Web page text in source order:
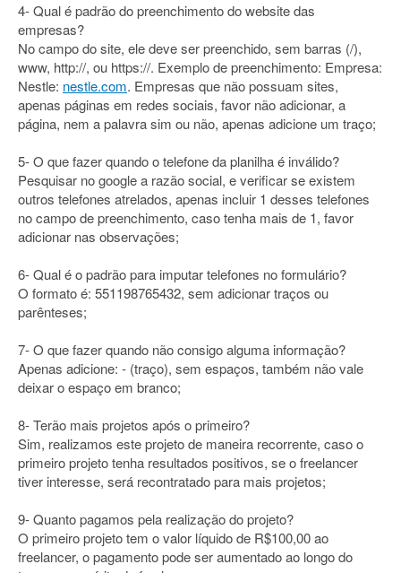
4- Qual é padrão do preenchimento do website das
empresas?
No campo do site, ele deve ser preenchido, sem barras (/),
www, http://, ou https://. Exemplo de preenchimento: Empresa:
Nestle: nestle.com. Empresas que não possuam sites,
apenas páginas em redes sociais, favor não adicionar, a
página, nem a palavra sim ou não, apenas adicione um traço;
5- O que fazer quando o telefone da planilha é inválido?
Pesquisar no google a razão social, e verificar se existem
outros telefones atrelados, apenas incluir 1 desses telefones
no campo de preenchimento, caso tenha mais de 1, favor
adicionar nas observações;
6- Qual é o padrão para imputar telefones no formulário?
O formato é: 551198765432, sem adicionar traços ou
parênteses;
7- O que fazer quando não consigo alguma informação?
Apenas adicione: - (traço), sem espaços, também não vale
deixar o espaço em branco;
8- Terão mais projetos após o primeiro?
Sim, realizamos este projeto de maneira recorrente, caso o
primeiro projeto tenha resultados positivos, se o freelancer
tiver interesse, será recontratado para mais projetos;
9- Quanto pagamos pela realização do projeto?
O primeiro projeto tem o valor líquido de R$100,00 ao
freelancer, o pagamento pode ser aumentado ao longo do